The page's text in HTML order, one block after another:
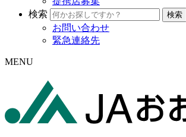
検索
お問い合わせ
緊急連絡先
MENU